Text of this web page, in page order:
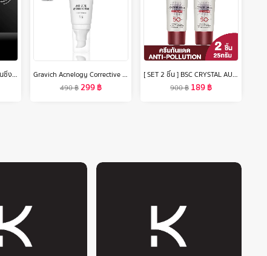
shu uemura ชู อูเอมูระ คลีนซิ่งออยล์ ultime8 sublime tsubaki cleansing oil 450 ml สูตรน้ำมันหอมระเหยจากสึบากิ เพื่อบำรุงผิว 8 ประการ เผยผิวสวย ชุ่มชื้น อิ่มฟู
Gravich Acnelogy Corrective Cream 50 g
490฿299฿
[ SET 2 ชิ้น ] BSC CRYSTAL AURA SUNSCREEN SPF 50 PA+++ ANTI-POLLUTION 25 กรัม ครีมกันแดด best seller จาก BSC ป้องกันรังสี UVA1 UVA2 เทคโนโลยีใหม่ล่าสุด ของ BSC ให้กันแดด ดียิ่งขึ้น ซึมเร็วเบาบาง ครีม กัน แดด
900฿ 189฿